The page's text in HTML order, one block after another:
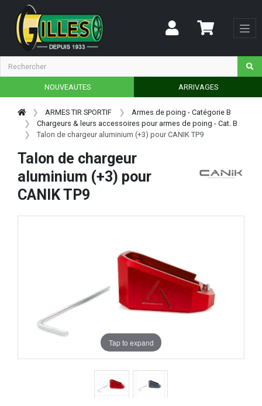
NOUVEAUTES ARRIVAGES
ARMES TIR SPORTIF
Armes de poing - Catégorie B
Chargeurs & leurs accessoires pour armes de poing - Cat. B
Talon de chargeur aluminium (+3) pour CANIK TP9
Talon de chargeur
aluminium (+3) pour
CANIK TP9
Tap to expand